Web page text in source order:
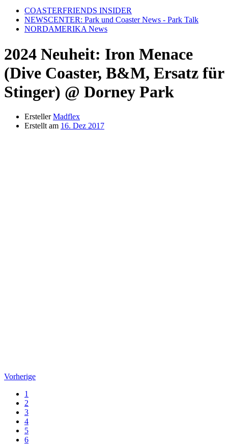
COASTERFRIENDS INSIDER
NEWSCENTER: Park und Coaster News - Park Talk
NORDAMERIKA News
2024 Neuheit: Iron Menace
(Dive Coaster, B&M, Ersatz für
Stinger) @ Dorney Park
Ersteller Madflex
Erstellt am 16. Dez 2017
Vorherige
1
2
3
4
5
6